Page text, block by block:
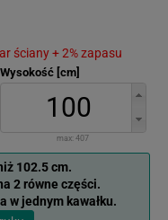
ściany + 2% zapasu
Wysokość [cm]
max: 407
102.5 cm.
2 równe części.
w jednym kawałku.